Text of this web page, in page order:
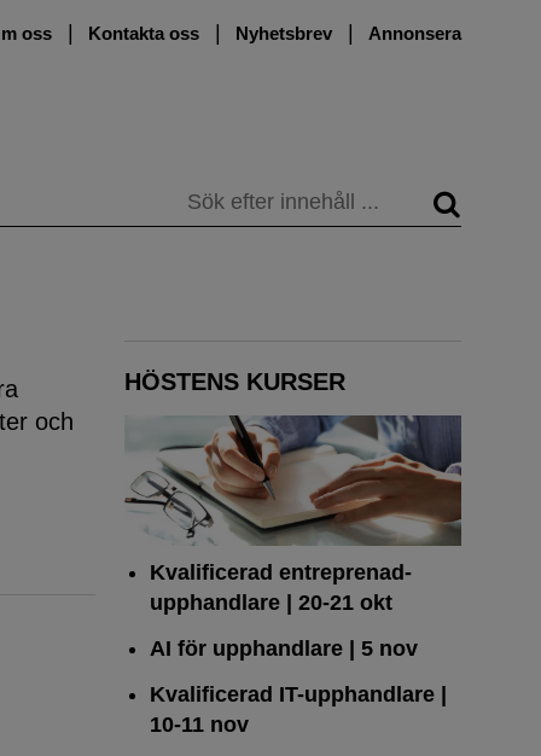
oss Kontakta oss Nyhetsbrev Annonsera
Sök
och
HÖSTENS KURSER
Kvalificerad entreprenad­
upphandlare
| 20-21 okt
AI för upphandlare | 5 nov
Kvalificerad IT-upphandlare |
10-11 nov